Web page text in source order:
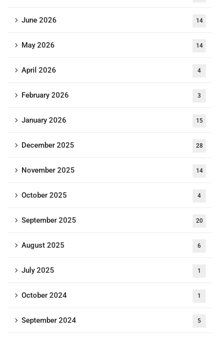
June 2026 14
May 2026 14
April 2026 4
February 2026 3
January 2026 15
December 2025 28
November 2025 14
October 2025 4
September 2025 20
August 2025 6
July 2025 1
October 2024 1
September 2024 5